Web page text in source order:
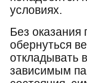
условиях.
Без
обернуться
откладывать
зависимым